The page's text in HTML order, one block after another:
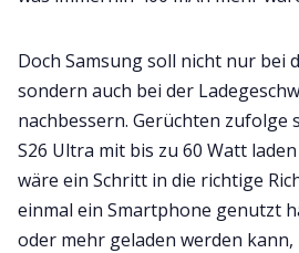
Doch Samsung soll nicht nur bei
sondern auch bei der
nachbessern. Gerüchten zufolge
S26 Ultra mit bis zu 60 Watt
wäre ein Schritt in die richtige
einmal ein Smartphone genutzt
oder mehr geladen werden